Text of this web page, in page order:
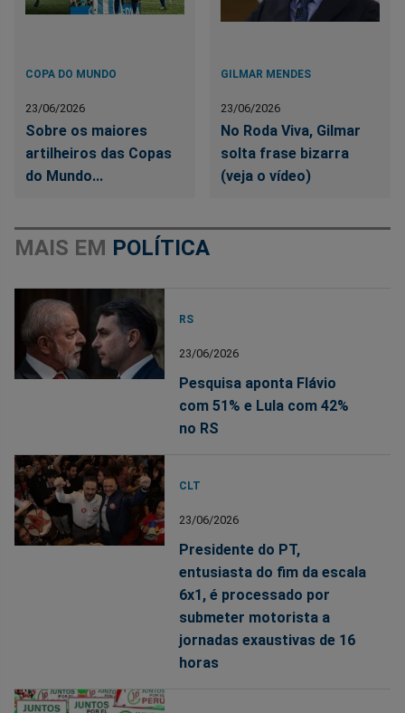
COPA DO MUNDO
23/06/2026
Sobre os maiores
artilheiros das Copas
do Mundo...
GILMAR MENDES
23/06/2026
No Roda Viva, Gilmar
solta frase bizarra
(veja o vídeo)
MAIS EM POLÍTICA
RS
23/06/2026
Pesquisa aponta Flávio
com 51% e Lula com 42%
no RS
CLT
23/06/2026
Presidente do PT,
entusiasta do fim da escala
6x1, é processado por
submeter motorista a
jornadas exaustivas de 16
horas